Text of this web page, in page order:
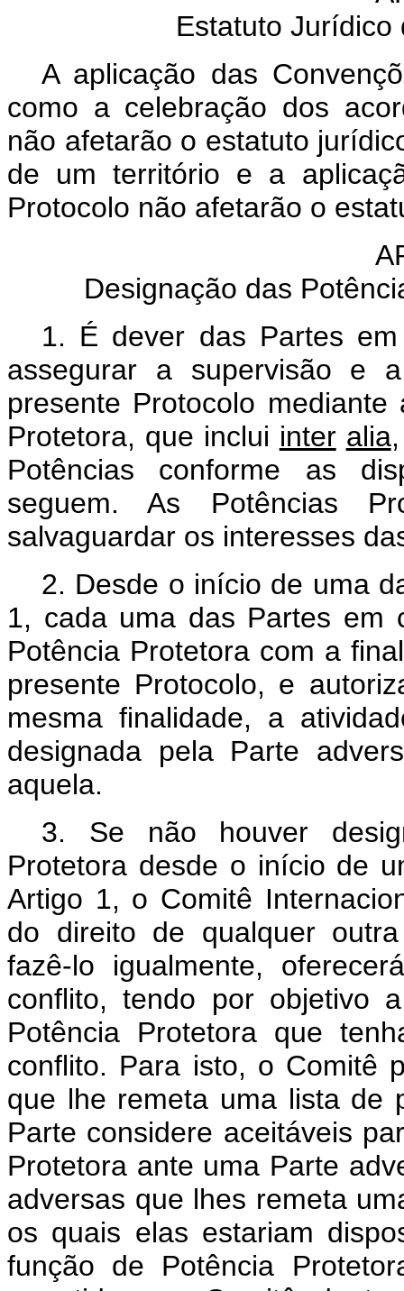
Estatuto Jurídico
A aplicação das
como a celebração dos
não afetarão o estatuto
de um território e a
Protocolo não afetarão o
Designação das
1. É dever das Partes
assegurar a supervisão e
presente Protocolo
Protetora, que inclui inter alia
Potências conforme as
seguem. As Potências
salvaguardar os interesses
2. Desde o início de uma
1, cada uma das Partes em
Potência Protetora com a
presente Protocolo, e
mesma finalidade, a
designada pela Parte
aquela.
3. Se não houver
Protetora desde o início de
Artigo 1, o Comitê
do direito de qualquer
fazê-lo igualmente,
conflito, tendo por objetivo
Potência Protetora que
conflito. Para isto, o Comitê
que lhe remeta uma lista de
Parte considere aceitáveis
Protetora ante uma Parte
adversas que lhes remeta
os quais elas estariam
função de Potência